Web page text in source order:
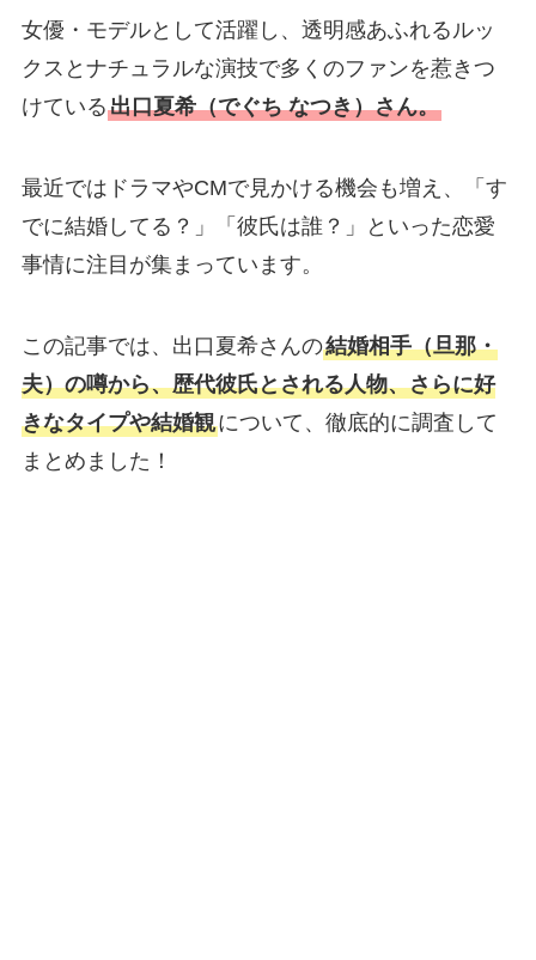
女優・モデルとして活躍し、透明感あふれるルッ
クスとナチュラルな演技で多くのファンを惹きつ
けている出口夏希（でぐち なつき）さん。
最近ではドラマやCMで見かける機会も増え、「す
でに結婚してる？」「彼氏は誰？」といった恋愛
事情に注目が集まっています。
この記事では、出口夏希さんの結婚相手（旦那・
夫）の噂から、歴代彼氏とされる人物、さらに好
きなタイプや結婚観について、徹底的に調査して
まとめました！